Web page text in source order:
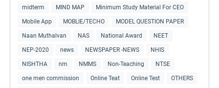
midterm MIND MAP Minimum Study Material For CEO
Mobile App MOBLIE/TECHO MODEL QUESTION PAPER
Naan Muthalvan NAS National Award NEET
NEP-2020 news NEWSPAPER -NEWS NHIS
NISHTHA nm NMMS Non-Teaching NTSE
one men commission Online Teat Online Test OTHERS